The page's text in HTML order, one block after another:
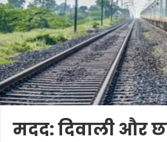
मदद: दिवाली और